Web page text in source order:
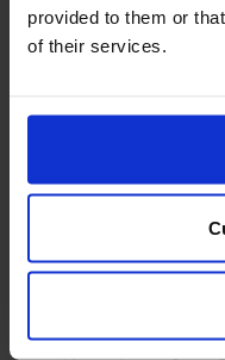
provided to them or
of their services.
ホールの右側は池で、